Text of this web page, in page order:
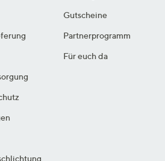
Gutscheine
Partnerprogramm
Für euch da